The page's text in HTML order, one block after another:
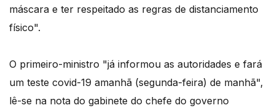
máscara e ter respeitado as regras de distanciamento
físico".
O primeiro-ministro "já informou as autoridades e fará
um teste covid-19 amanhã (segunda-feira) de manhã",
lê-se na nota do gabinete do chefe do governo